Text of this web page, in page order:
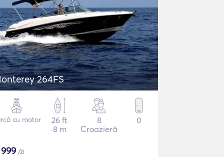
264FS
cu motor
26 ft
8 m
8
Croazieră
0
999/zi